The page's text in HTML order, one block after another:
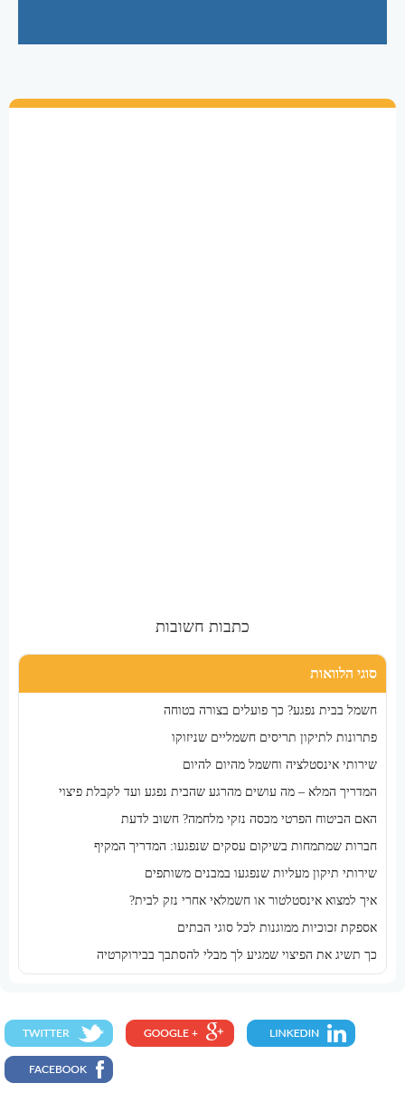
כתבות חשובות
סוגי הלוואות
חשמל בבית נפגע? כך פועלים בצורה בטוחה
פתרונות לתיקון תריסים חשמליים שניזוקו
שירותי אינסטלציה וחשמל מהיום להיום
המדריך המלא – מה עושים מהרגע שהבית נפגע ועד לקבלת פיצוי
האם הביטוח הפרטי מכסה נזקי מלחמה? חשוב לדעת
חברות שמתמחות בשיקום עסקים שנפגעו: המדריך המקיף
שירותי תיקון מעליות שנפגעו במבנים משותפים
איך למצוא אינסטלטור או חשמלאי אחרי נזק לבית?
אספקת זכוכיות ממוגנות לכל סוגי הבתים
כך תשיג את הפיצוי שמגיע לך מבלי להסתבך בבירוקרטיה